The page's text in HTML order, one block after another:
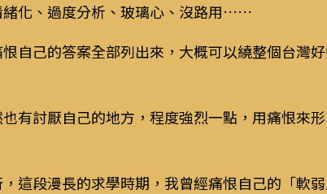
緒化、過度分析、玻璃心、沒路用……
自己的答案全部列出來，大概可以繞整個台灣
有討厭自己的地方，程度強烈一點，用痛恨來
這段漫長的求學時期，我曾經痛恨自己的「軟